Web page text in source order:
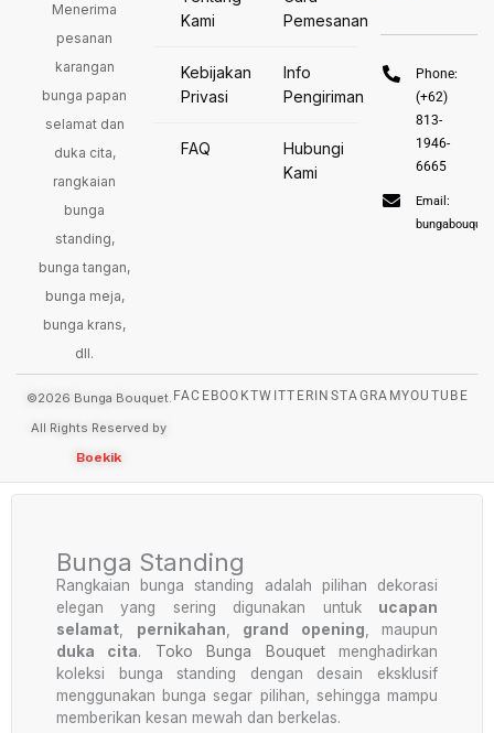
Menerima
pesanan
karangan
bunga papan
selamat dan
duka cita,
rangkaian
bunga
standing,
bunga tangan,
bunga meja,
bunga krans,
dll.
Kami
Kebijakan
Privasi
FAQ
Pemesanan
Info
Pengiriman
Hubungi
Kami
Phone:
(+62)
813-
1946-
6665
Email:
©2026 Bunga Bouquet.
All Rights Reserved by
Boekik
FACEBOOKTWITTER INSTAGRAMYOUTUBE
Bunga Standing
Rangkaian bunga standing adalah pilihan dekorasi
elegan yang sering digunakan untuk ucapan
selamat
pernikahan grand opening , maupun
duka cita. Toko Bunga Bouquetmenghadirkan
koleksi bunga standing dengan desain eksklusif
menggunakan bunga segar pilihan, sehingga mampu
memberikan kesan mewah dan berkelas.